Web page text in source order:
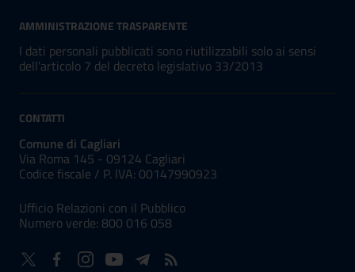
AMMINISTRAZIONE TRASPARENTE
I dati personali pubblicati sono riutilizzabili solo ai sensi
dell'articolo 7 del decreto legislativo 33/2013
CONTATTI
Comune di Cagliari
Via Roma 145 - 09124 Cagliari
Codice fiscale / P. IVA: 00147990923
Ufficio Relazioni con il Pubblico
Numero verde: 800 016 058